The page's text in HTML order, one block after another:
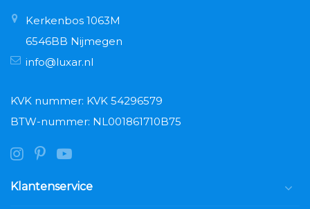
Kerkenbos 1063M
6546BB Nijmegen
info@luxar.nl
KVK nummer: KVK 54296579
BTW-nummer: NL001861710B75
Klantenservice